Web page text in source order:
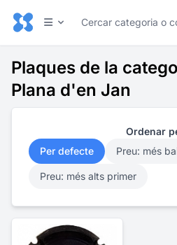
Plaques de la
Plana d'en Jan
Ordenar
Per defecte
Preu: més
Preu: més alts primer